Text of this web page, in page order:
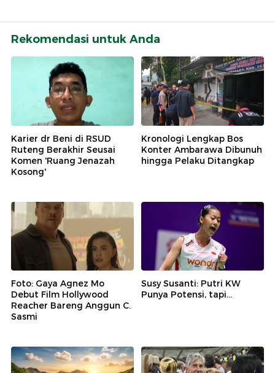
Rekomendasi untuk Anda
Karier dr Beni di RSUD
Ruteng Berakhir Seusai
Komen 'Ruang Jenazah
Kosong'
Kronologi Lengkap Bos
Konter Ambarawa Dibunuh
hingga Pelaku Ditangkap
Foto: Gaya Agnez Mo
Debut Film Hollywood
Reacher Bareng Anggun C.
Sasmi
Susy Susanti: Putri KW
Punya Potensi, tapi...